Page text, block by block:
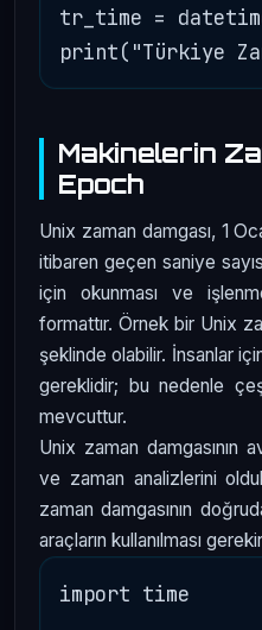
tr_time =
Makinelerin
Epoch
Unix zaman damgası, 1
itibaren geçen saniye
için okunması ve
formattır. Örnek bir Unix
şeklinde olabilir. İnsanlar için
gereklidir; bu nedenle
mevcuttur.
Unix zaman damgasının
ve zaman analizlerini
zaman damgasının
araçların kullanılması
import time